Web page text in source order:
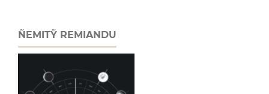
ÑEMITỸ REMIANDU